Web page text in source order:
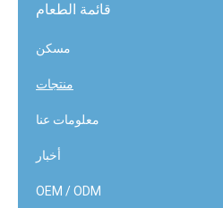
قائمة الطعام
مسكن
منتجات
معلومات عنا
أخبار
OEM / ODM